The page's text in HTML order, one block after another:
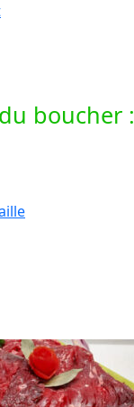
boucher :